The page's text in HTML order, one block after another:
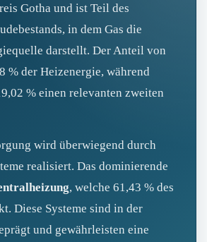
Gotha und ist Teil des
in dem Gas die
darstellt. Der Anteil von
% der Heizenergie, während
% einen relevanten zweiten
wird überwiegend durch
realisiert. Das dominierende
, welche 61,43 % des
Diese Systeme sind in der
und gewährleisten eine